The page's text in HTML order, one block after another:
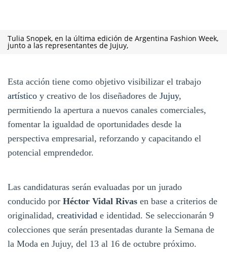
Tulia Snopek, en la última edición de Argentina Fashion Week,
junto a las representantes de Jujuy,
Esta acción tiene como objetivo visibilizar el trabajo
artístico y creativo de los diseñadores de Jujuy,
permitiendo la apertura a nuevos canales comerciales,
fomentar la igualdad de oportunidades desde la
perspectiva empresarial, reforzando y capacitando el
potencial emprendedor.
Las candidaturas serán evaluadas por un jurado
conducido por Héctor Vidal Rivas en base a criterios de
originalidad, creatividad e identidad. Se seleccionarán 9
colecciones que serán presentadas durante la Semana de
la Moda en Jujuy, del 13 al 16 de octubre próximo.